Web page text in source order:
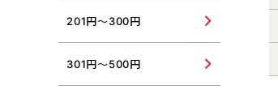
201円～300円
301円～500円